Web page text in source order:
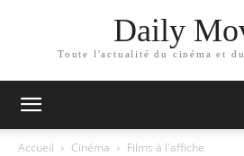
Daily
Toute l'actualité du cinéma et du
Accueil Cinéma Films à l'affiche